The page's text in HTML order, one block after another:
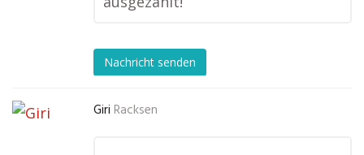
Nachricht senden
Giri Racksen